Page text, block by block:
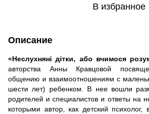
В избранное
Описание
«Неслухняні дітки, або вчимося
авторства Анны Кравцовой
общению и взаимоотношениям с
шести лет) ребенком. В нее вошли
родителей и специалистов и ответы на
которыми автор, как детский психолог,